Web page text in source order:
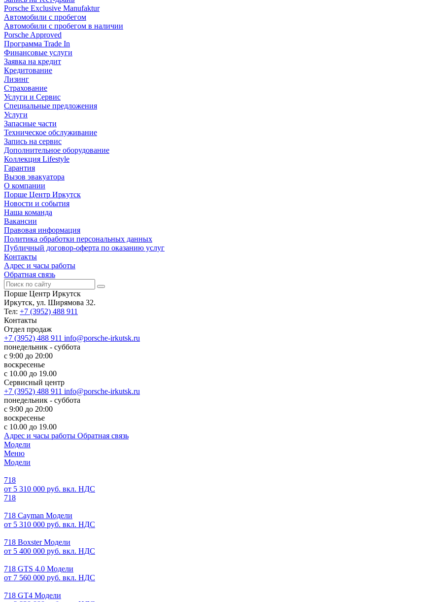
Porsche Exclusive Manufaktur
Автомобили с пробегом
Автомобили с пробегом в наличии
Porsche Approved
Программа Trade In
Финансовые услуги
Заявка на кредит
Кредитование
Лизинг
Страхование
Услуги и Сервис
Специальные предложения
Услуги
Запасные части
Техническое обслуживание
Запись на сервис
Дополнительное оборудование
Коллекция Lifestyle
Гарантия
Вызов эвакуатора
О компании
Порше Центр Иркутск
Новости и события
Наша команда
Вакансии
Правовая информация
Политика обработки персональных данных
Публичный договор-оферта по оказанию услуг
Контакты
Адрес и часы работы
Обратная связь
Порше Центр Иркутск
Иркутск, ул. Ширямова 32.
Тел: +7 (3952) 488 911
Контакты
Отдел продаж
+7 (3952) 488 911 info@porsche-irkutsk.ru
понедельник - суббота
с 9:00 до 20:00
воскресенье
с 10.00 до 19.00
Сервисный центр
+7 (3952) 488 911 info@porsche-irkutsk.ru
понедельник - суббота
с 9:00 до 20:00
воскресенье
с 10.00 до 19.00
Адрес и часы работы Обратная связь
Модели
Меню
Модели
718
от 5 310 000 руб. вкл. НДС
718
718 Cayman Модели
от 5 310 000 руб. вкл. НДС
718 Boxster Модели
от 5 400 000 руб. вкл. НДС
718 GTS 4.0 Модели
от 7 560 000 руб. вкл. НДС
718 GT4 Модели